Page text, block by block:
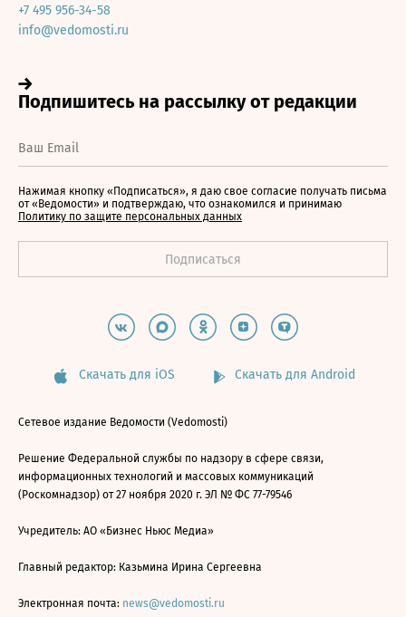
+7 495 956-34-58
info@vedomosti.ru
Нажимая кнопку «Подписаться», я даю свое согласие получать письма
от «Ведомости» и подтверждаю, что ознакомился и принимаю
Политику по защите персональных данных
Скачать для iOS Скачать для Android
Сетевое издание Ведомости (Vedomosti)
Решение Федеральной службы по надзору в сфере связи,
информационных технологий и массовых коммуникаций
(Роскомнадзор) от 27 ноября 2020 г. ЭЛ № ФС 77-79546
Учредитель: АО «Бизнес Ньюс Медиа»
Главный редактор: Казьмина Ирина Сергеевна
Электронная почта: news@vedomosti.ru